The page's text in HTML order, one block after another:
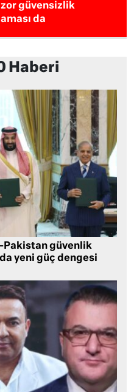
güvensizlik
da
Haberi
Pakistan güvenlik
yeni güç dengesi